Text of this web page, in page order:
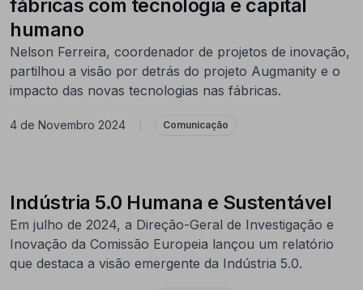
fábricas com tecnologia e capital
humano
Nelson Ferreira, coordenador de projetos de inovação,
partilhou a visão por detrás do projeto Augmanity e o
impacto das novas tecnologias nas fábricas.
4 de Novembro 2024 Comunicação
Indústria 5.0 Humana e Sustentável
Em julho de 2024, a Direção-Geral de Investigação e
Inovação da Comissão Europeia lançou um relatório
que destaca a visão emergente da Indústria 5.0.